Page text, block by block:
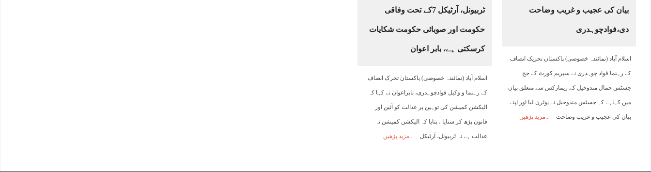
بیان کی عجیب و غریب وضاحت
دی،فوادچوہدری
اسلام آباد (نمائندہ خصوصی) پاکستان تحریک انصاف
کے رہنما فواد چوہدری نے سپریم کورٹ کے جج
جسٹس جمال مندوخیل کے ریمارکس سے متعلق بیان
میں کہاہے کہ جسٹس مندوخیل نے یوٹرن لیا اور اپنے
بیان کی عجیب و غریب وضاحت مزید پڑھیں
ٹربیونل، آرٹیکل 7کے تحت وفاقی
حکومت اور صوبائی حکومت شکایات
کرسکتی ہے، بابر اعوان
اسلام آباد (نمائندہ خصوصی) پاکستان تحرک انصاف
کے رہنما و وکیل فوادچوہدری، بابراعوان نے کہا کہ
الیکشن کمیشن کی توہین پر عدالت کو آئین اور
قانون پڑھ کر سنایا ، بتایا کہ الیکشن کمیشن نہ
عدالت ہے نہ ٹربیونل، آرٹیکل مزید پڑھیں